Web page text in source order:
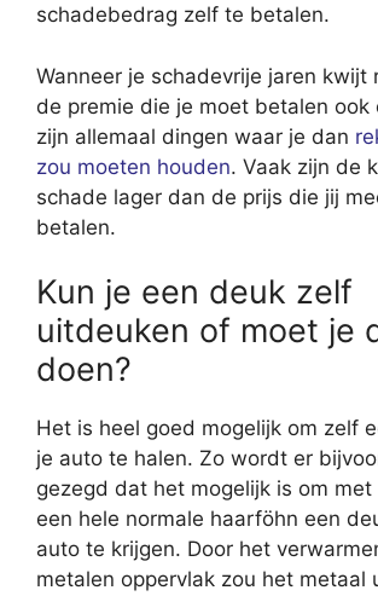
schadebedrag zelf te betalen.
Wanneer je schadevrije jaren kwijt
de premie die je moet betalen ook
zijn allemaal dingen waar je dan
zou moeten houden. Vaak zijn de
schade lager dan de prijs die jij
betalen.
Kun je een deuk zelf
uitdeuken of moet je
doen?
Het is heel goed mogelijk om zelf
je auto te halen. Zo wordt er
gezegd dat het mogelijk is om met
een hele normale haarföhn een
auto te krijgen. Door het
metalen oppervlak zou het metaal